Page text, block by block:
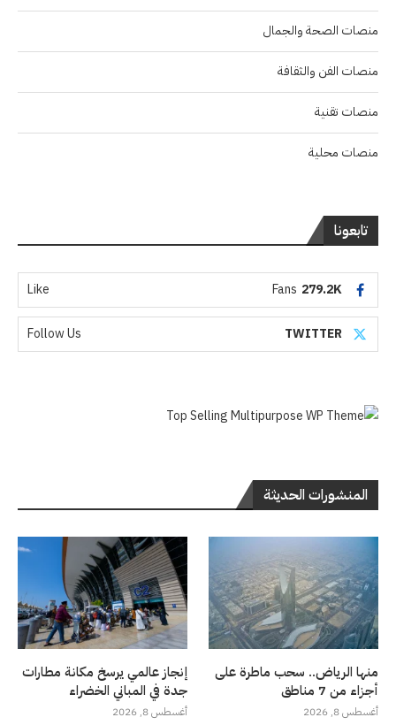
منصات الصحة والجمال
منصات الفن والثقافة
منصات تقنية
منصات محلية
تابعونا
279.2K
Fans
Like
TWITTER
Follow Us
المنشورات الحديثة
منها الرياض.. سحب ماطرة على
أجزاء من 7 مناطق
أغسطس 8, 2026
إنجاز عالمي يرسخ مكانة مطارات
جدة في المباني الخضراء
أغسطس 8, 2026